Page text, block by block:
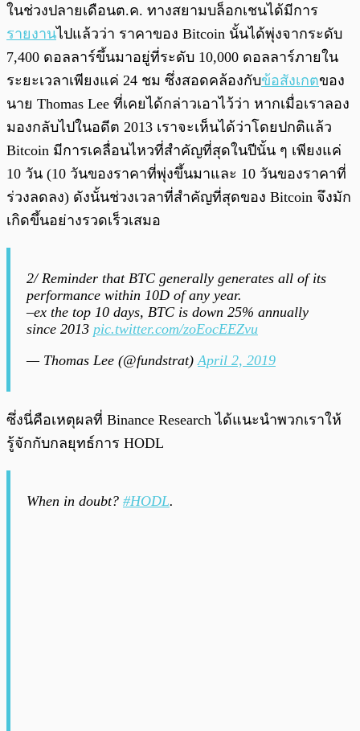
ในช่วงปลายเดือนต.ค. ทางสยามบล็อกเชนได้มีการ
รายงานไปแล้วว่า ราคาของ Bitcoin นั้นได้พุ่งจากระดับ
7,400 ดอลลาร์ขึ้นมาอยู่ที่ระดับ 10,000 ดอลลาร์ภายใน
ระยะเวลาเพียงแค่ 24 ชม ซึ่งสอดคล้องกับข้อสังเกตของ
นาย Thomas Lee ที่เคยได้กล่าวเอาไว้ว่า หากเมื่อเราลอง
มองกลับไปในอดีต 2013 เราจะเห็นได้ว่าโดยปกติแล้ว
Bitcoin มีการเคลื่อนไหวที่สำคัญที่สุดในปีนั้น ๆ เพียงแค่
10 วัน (10 วันของราคาที่พุ่งขึ้นมาและ 10 วันของราคาที่
ร่วงลดลง) ดังนั้นช่วงเวลาที่สำคัญที่สุดของ Bitcoin จึงมัก
เกิดขึ้นอย่างรวดเร็วเสมอ
2/ Reminder that BTC generally generates all of its
performance within 10D of any year.
–ex the top 10 days, BTC is down 25% annually
since 2013 pic.twitter.com/zoEocEEZvu
— Thomas Lee (@fundstrat) April 2, 2019
ซึ่งนี่คือเหตุผลที่ Binance Research ได้แนะนำพวกเราให้
รู้จักกับกลยุทธ์การ HODL
When in doubt? #HODL.